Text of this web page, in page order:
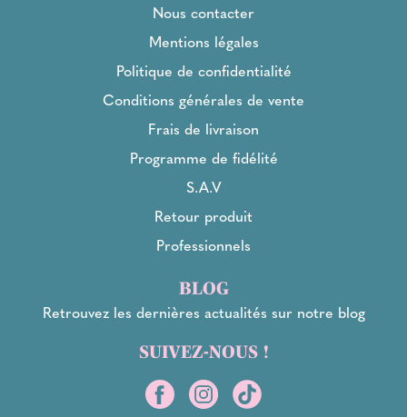
Nous contacter
Mentions légales
Politique de confidentialité
Conditions générales de vente
Frais de livraison
Programme de fidélité
S.A.V
Retour produit
Professionnels
BLOG
Retrouvez les dernières actualités sur notre blog
SUIVEZ-NOUS !